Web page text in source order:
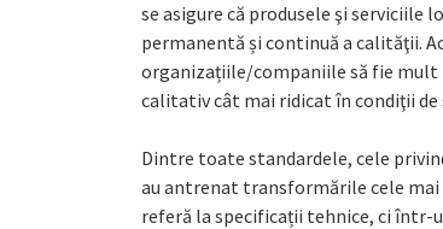
se asigure că produsele şi
permanentă și continuă a calităţii.
organizațiile/companiile să fie mult
calitativ cât mai ridicat în condiţii de
Dintre toate standardele, cele
au antrenat transformările cele
referă la specificații tehnice, ci într-